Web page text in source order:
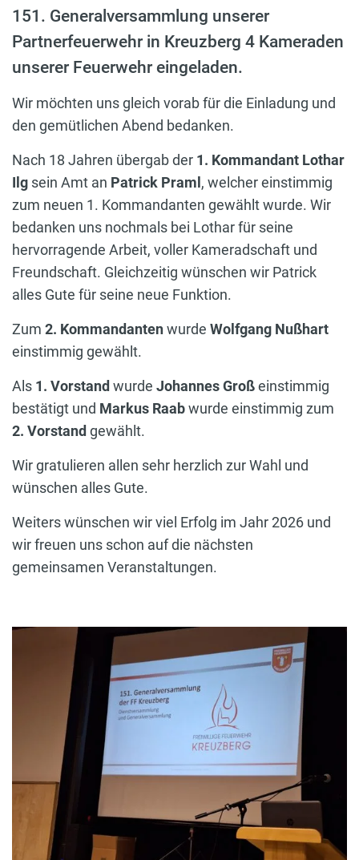
151. Generalversammlung unserer
Partnerfeuerwehr in Kreuzberg 4 Kameraden
unserer Feuerwehr eingeladen.
Wir möchten uns gleich vorab für die Einladung und
den gemütlichen Abend bedanken.
Nach 18 Jahren übergab der 1. Kommandant Lothar
Ilg sein Amt an Patrick Praml , welcher einstimmig
zum neuen 1. Kommandanten gewählt wurde. Wir
bedanken uns nochmals bei Lothar für seine
hervorragende Arbeit, voller Kameradschaft und
Freundschaft. Gleichzeitig wünschen wir Patrick
alles Gute für seine neue Funktion.
Zum 2. Kommandantenwurde Wolfgang Nußhart
einstimmig gewählt.
Als 1. Vorstand wurde Johannes Großeinstimmig
bestätigt und Markus Raabwurde einstimmig zum
2. Vorstand gewählt.
Wir gratulieren allen sehr herzlich zur Wahl und
wünschen alles Gute.
Weiters wünschen wir viel Erfolg im Jahr 2026 und
wir freuen uns schon auf die nächsten
gemeinsamen Veranstaltungen.